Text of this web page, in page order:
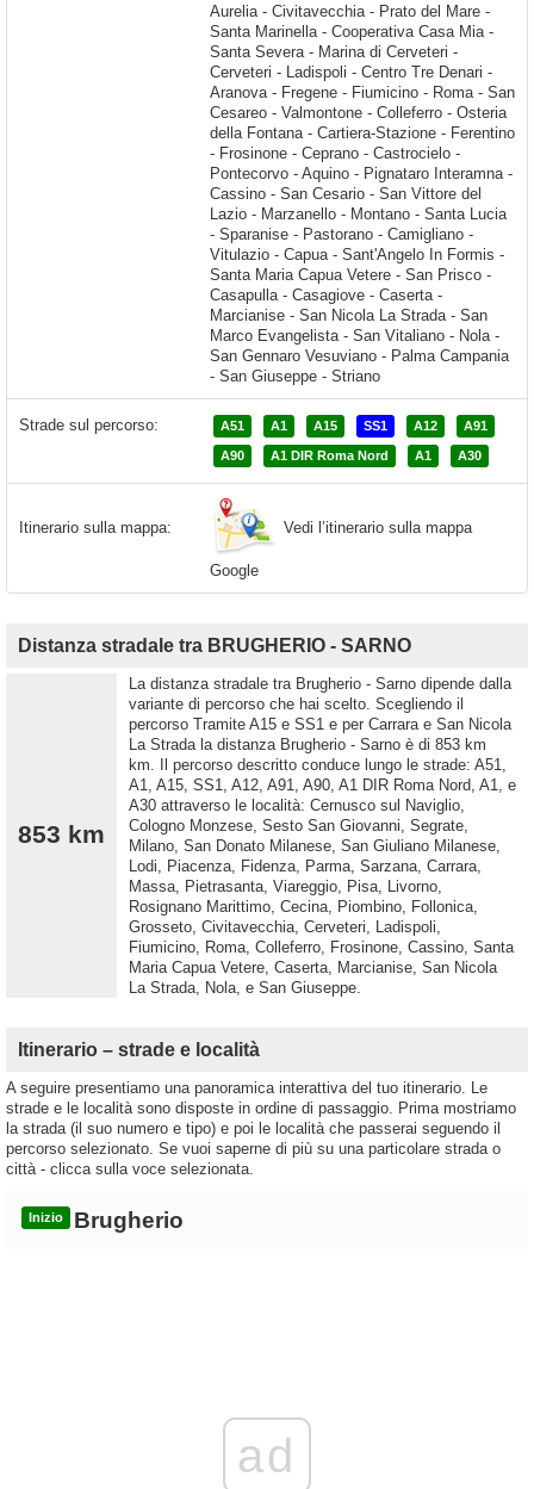
Strade sul percorso: A51 A1 A15 SS1 A12 A91
A90 A1 DIR Roma Nord A1 A30
Itinerario sulla mappa: Vedi l’itinerario sulla mappa
Google
Distanza stradale tra BRUGHERIO - SARNO
853 km
La distanza stradale tra Brugherio - Sarno dipende dalla
variante di percorso che hai scelto. Scegliendo il
percorso Tramite A15 e SS1 e per Carrara e San Nicola
La Strada la distanza Brugherio - Sarno è di 853 km
km. Il percorso descritto conduce lungo le strade: A51,
A1, A15, SS1, A12, A91, A90, A1 DIR Roma Nord, A1, e
A30 attraverso le località: Cernusco sul Naviglio,
Cologno Monzese, Sesto San Giovanni, Segrate,
Milano, San Donato Milanese, San Giuliano Milanese,
Lodi, Piacenza, Fidenza, Parma, Sarzana, Carrara,
Massa, Pietrasanta, Viareggio, Pisa, Livorno,
Rosignano Marittimo, Cecina, Piombino, Follonica,
Grosseto, Civitavecchia, Cerveteri, Ladispoli,
Fiumicino, Roma, Colleferro, Frosinone, Cassino, Santa
Maria Capua Vetere, Caserta, Marcianise, San Nicola
La Strada, Nola, e San Giuseppe.
Itinerario – strade e località
A seguire presentiamo una panoramica interattiva del tuo itinerario. Le
strade e le località sono disposte in ordine di passaggio. Prima mostriamo
la strada (il suo numero e tipo) e poi le località che passerai seguendo il
percorso selezionato. Se vuoi saperne di più su una particolare strada o
città - clicca sulla voce selezionata.
Inizio Brugherio
ad